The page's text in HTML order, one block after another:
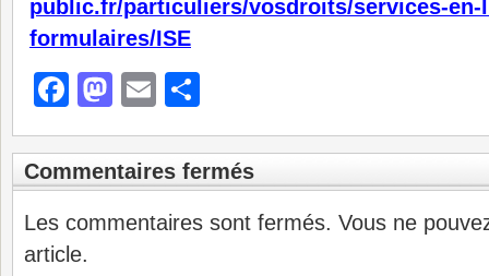
public.fr/particuliers/vosdroits/services-en-
formulaires/ISE
Facebook
Mastodon
Email
Commentaires fermés
Les commentaires sont fermés. Vous ne
article.